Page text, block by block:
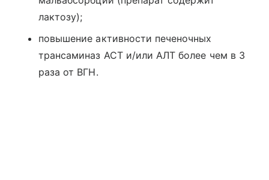
лактозу);
повышение активности печеночных
трансаминаз ACT и/или АЛТ более чем в 3
раза от ВГН.